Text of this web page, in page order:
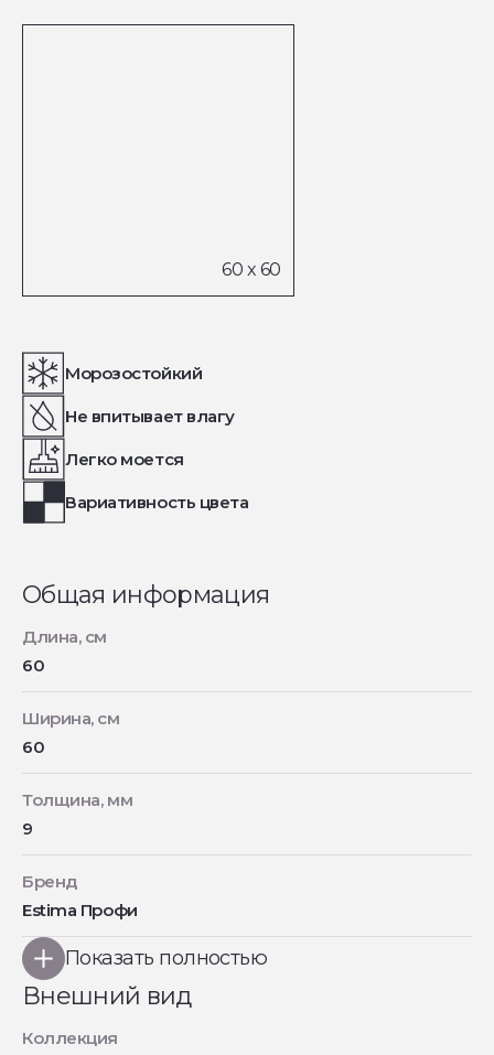
Морозостойкий
Не впитывает влагу
Легко моется
Вариативность цвета
Общая информация
Длина, см
60
Ширина, см
60
Толщина, мм
9
Бренд
Estima Профи
Показать полностью
Внешний вид
Коллекция